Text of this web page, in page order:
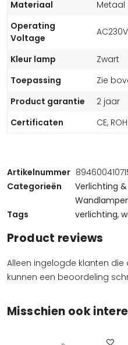
Materiaal
Metaal
Operating
Voltage
AC230V
Kleur lamp
Zwart
Toepassing
Zie
Product garantie
2 jaar
Certificaten
CE,
Artikelnummer
Categorieën
Verlichting &
Tags
verlichting,
Product reviews
Alleen ingelogde klanten
kunnen een beoordeling
Misschien ook